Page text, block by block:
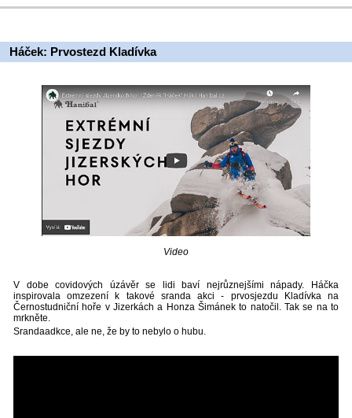
Háček: Prvostezd Kladívka
Video
V dobe covidových úzávěr se lidi baví nejrůznejšími nápady. Háčka
inspirovala omzezení k takové sranda akci - prvosjezdu Kladívka na
Černostudniční hoře v Jizerkách a Honza Šimánek to natočil. Tak se na to
mrkněte.
Srandaadkce, ale ne, že by to nebylo o hubu.